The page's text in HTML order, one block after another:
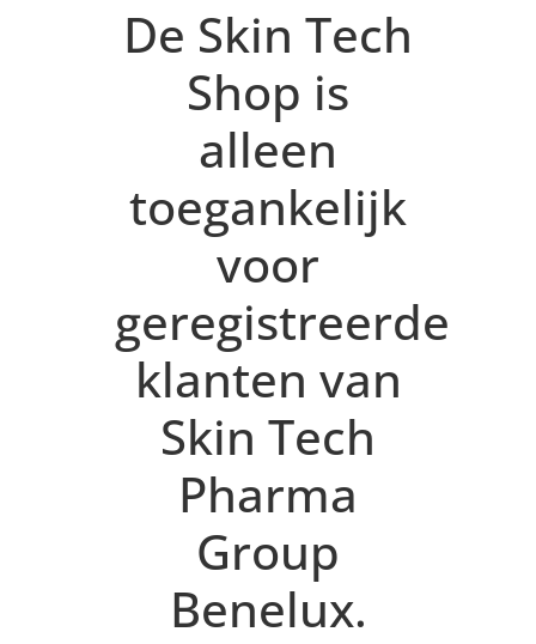
De Skin Tech
Shop is
alleen
toegankelijk
voor
geregistreerde
klanten van
Skin Tech
Pharma
Group
Benelux.